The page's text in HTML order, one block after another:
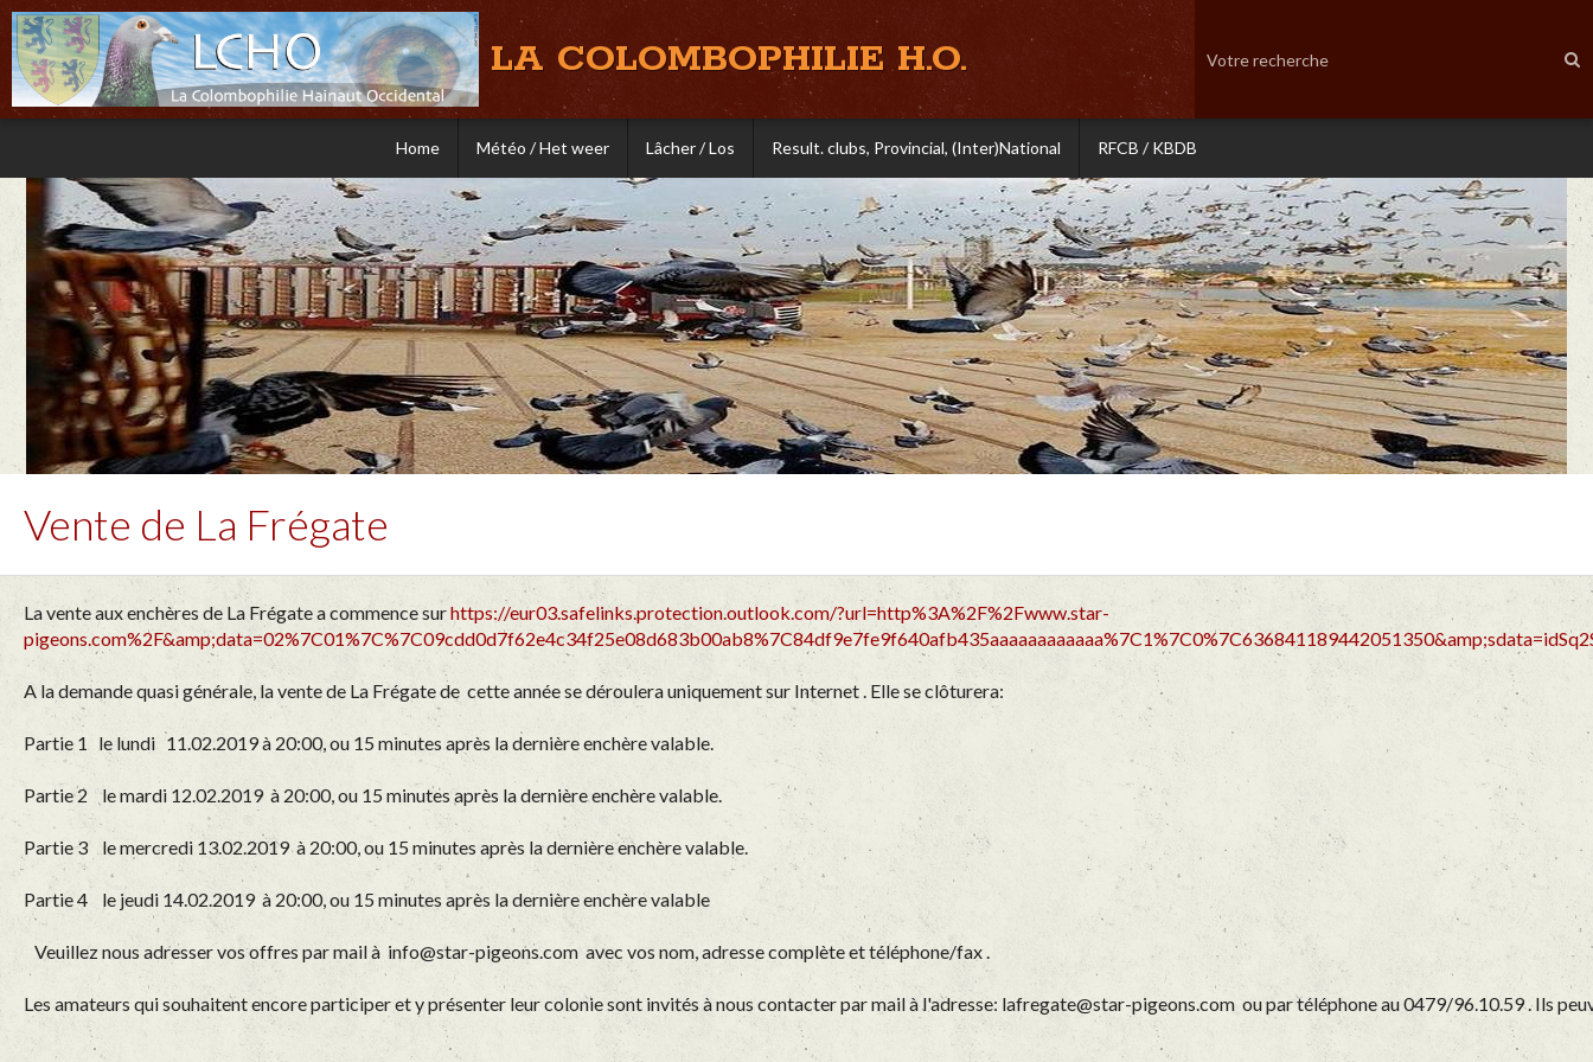
LA COLOMBOPHILIE H.O.
Home Météo / Het weer Lâcher / Los Result. clubs, Provincial, (Inter)National RFCB / KBDB
Vente de La Frégate
La vente aux enchères de La Frégate a commence surhttps://eur03.safelinks.protection.outlook.com/?url=http%3A%2F%2Fwww.star-
A la demande quasi générale, la vente de La Frégate de cette année se déroulera uniquement sur Internet . Elle se clôturera:
Partie 1 le lundi 11.02.2019 à 20:00, ou 15 minutes après la dernière enchère valable.
Partie 2 le mardi 12.02.2019 à 20:00, ou 15 minutes après la dernière enchère valable.
Partie 3 le mercredi 13.02.2019 à 20:00, ou 15 minutes après la dernière enchère valable.
Partie 4 le jeudi 14.02.2019 à 20:00, ou 15 minutes après la dernière enchère valable
Veuillez nous adresser vos offres par mail à info@star-pigeons.com avec vos nom, adresse complète et téléphone/fax .
Les amateurs qui souhaitent encore participer et y présenter leur colonie sont invités à nous contacter par mail à l'adresse: lafregate@star-pigeons.com ou par téléphone au 0479/96.10.59 . Ils